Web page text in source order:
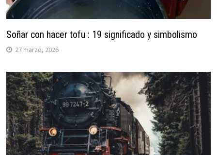
Soñar con hacer tofu : 19 significado y simbolismo
27 marzo, 2026